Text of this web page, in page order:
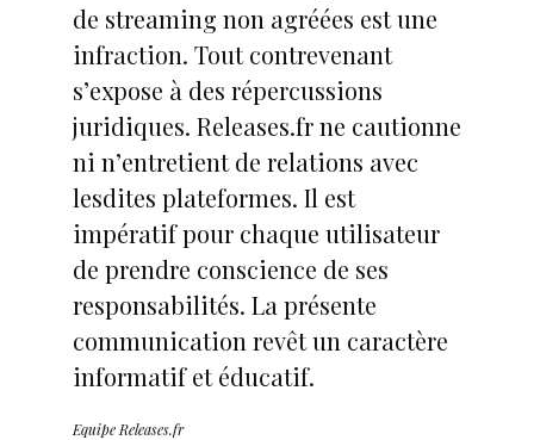
de streaming non agréées est une
infraction. Tout contrevenant
s’expose à des répercussions
juridiques. Releases.fr ne cautionne
ni n’entretient de relations avec
lesdites plateformes. Il est
impératif pour chaque utilisateur
de prendre conscience de ses
responsabilités. La présente
communication revêt un caractère
informatif et éducatif.
Equipe Releases.fr